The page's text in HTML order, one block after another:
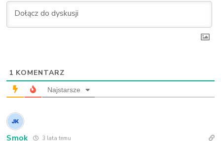
1 KOMENTARZ
Najstarsze
Smok 3 lata temu